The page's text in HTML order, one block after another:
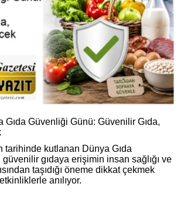
Gıda Güvenliği Günü: Güvenilir Gıda,
tarihinde kutlanan Dünya Gıda
gıdaya erişimin insan sağlığı ve
taşıdığı öneme dikkat çekmek
anılıyor.